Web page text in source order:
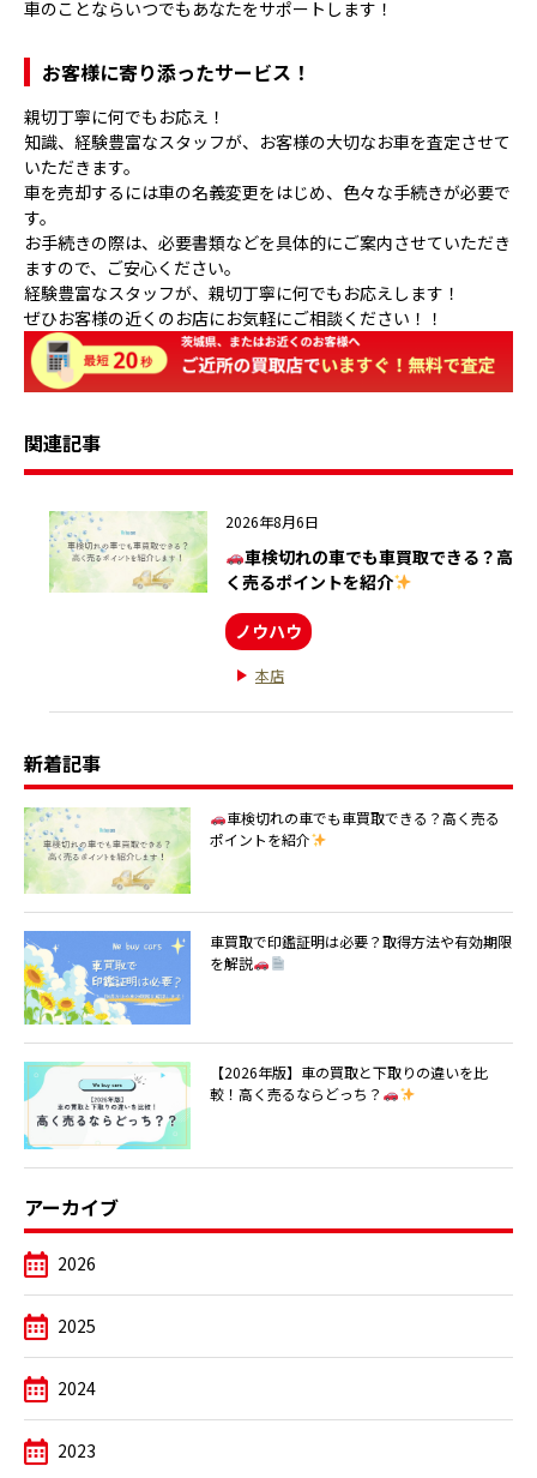
車のことならいつでもあなたをサポートします！
お客様に寄り添ったサービス！
親切丁寧に何でもお応え！
知識、経験豊富なスタッフが、お客様の大切なお車を査定させて
いただきます。
車を売却するには車の名義変更をはじめ、色々な手続きが必要で
す。
お手続きの際は、必要書類などを具体的にご案内させていただき
ますので、ご安心ください。
経験豊富なスタッフが、親切丁寧に何でもお応えします！
ぜひお客様の近くのお店にお気軽にご相談ください！！
関連記事
2026年8月6日
車検切れの車でも車買取できる？高
く売るポイントを紹介
ノウハウ
本店
新着記事
車検切れの車でも車買取できる？高く売る
ポイントを紹介
車買取で印鑑証明は必要？取得方法や有効期限
を解説
【2026年版】車の買取と下取りの違いを比
較！高く売るならどっち？
アーカイブ
2026
2025
2024
2023